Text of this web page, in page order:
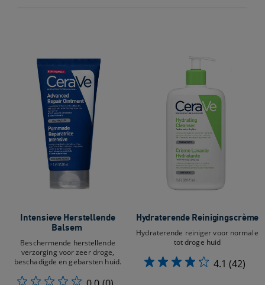
Intensieve Herstellende
Balsem ​
Beschermende herstellende
verzorging voor zeer droge,
beschadigde en gebarsten huid.​
Hydraterende Reinigingscrème
Hydraterende reiniger voor normale
tot droge huid
4.1(42)